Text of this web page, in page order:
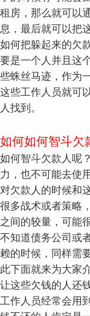
租房，那么就可以
息，最后就可以把
如何把躲起来的欠
要是一个人并且这
些蛛丝马迹，作为
这些工作人员就可
人找到。
如何如何智斗欠
如何智斗欠款人呢
力，也不可能去使
对欠款人的时候和
很多战术或者策略
之间的较量，可能
不知道债务公司或
赖的时候，同样需
此下面就来为大家
让这些欠钱的人还钱
工作人员经常会用